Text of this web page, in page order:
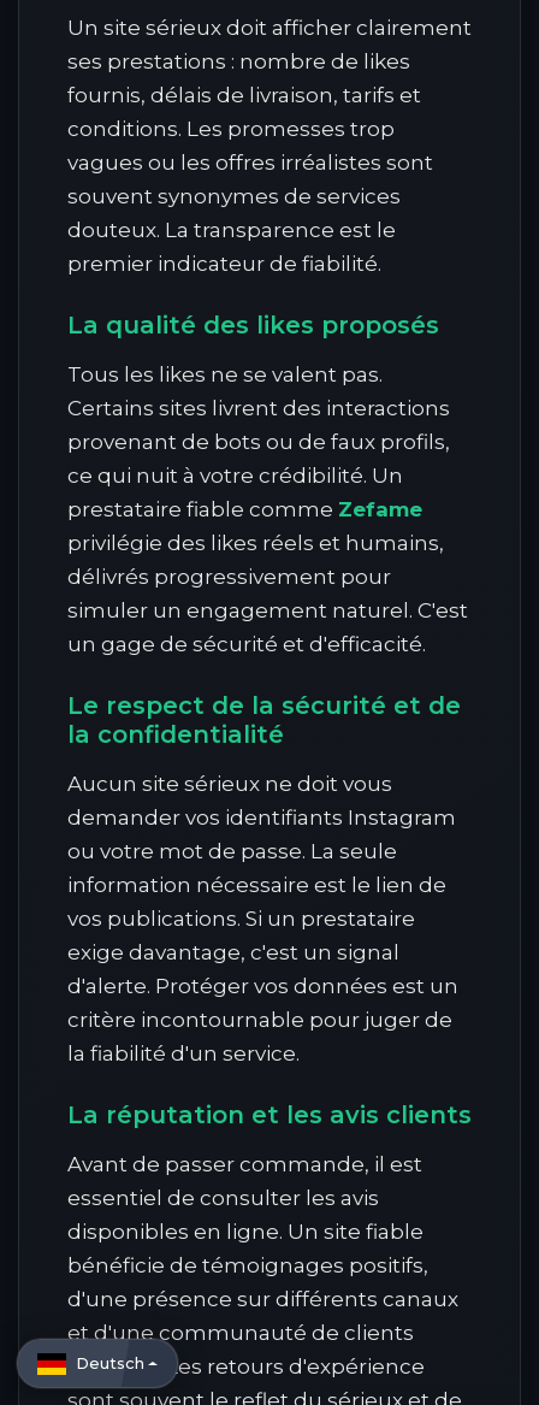
Un site sérieux doit afficher clairement
ses prestations : nombre de likes
fournis, délais de livraison, tarifs et
conditions. Les promesses trop
vagues ou les offres irréalistes sont
souvent synonymes de services
douteux. La transparence est le
premier indicateur de fiabilité.
La qualité des likes proposés
Tous les likes ne se valent pas.
Certains sites livrent des interactions
provenant de bots ou de faux profils,
ce qui nuit à votre crédibilité. Un
prestataire fiable comme Zefame
privilégie des likes réels et humains,
délivrés progressivement pour
simuler un engagement naturel. C'est
un gage de sécurité et d'efficacité.
Le respect de la sécurité et de
la confidentialité
Aucun site sérieux ne doit vous
demander vos identifiants Instagram
ou votre mot de passe. La seule
information nécessaire est le lien de
vos publications. Si un prestataire
exige davantage, c'est un signal
d'alerte. Protéger vos données est un
critère incontournable pour juger de
la fiabilité d'un service.
La réputation et les avis clients
Avant de passer commande, il est
essentiel de consulter les avis
disponibles en ligne. Un site fiable
bénéficie de témoignages positifs,
d'une présence sur différents canaux
et d'une communauté de clients
satisfaits. Les retours d'expérience
sont souvent le reflet du sérieux et de
Deutsch